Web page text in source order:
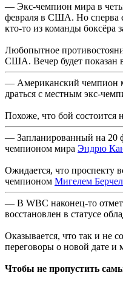
— Экс-чемпион мира в
февраля в США. Но сперва
кто-то из команды боксёра
Любопытное
США. Вечер будет показан
— Американский чемпион
драться с местным экс-
Похоже, что бой состоится
— Запланированный на 20
чемпионом мира Эндрю
Ожидается, что проспекту
чемпионом Мигелем
— В WBC наконец-то
восстановлен в статусе
Оказывается, что так и не
переговоры о новой дате и
Чтобы не пропустить